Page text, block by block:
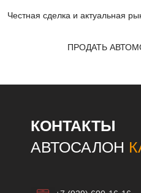
Честная сделка и актуальная
ПРОДАТЬ
КОНТАКТЫ
АВТОСАЛОН